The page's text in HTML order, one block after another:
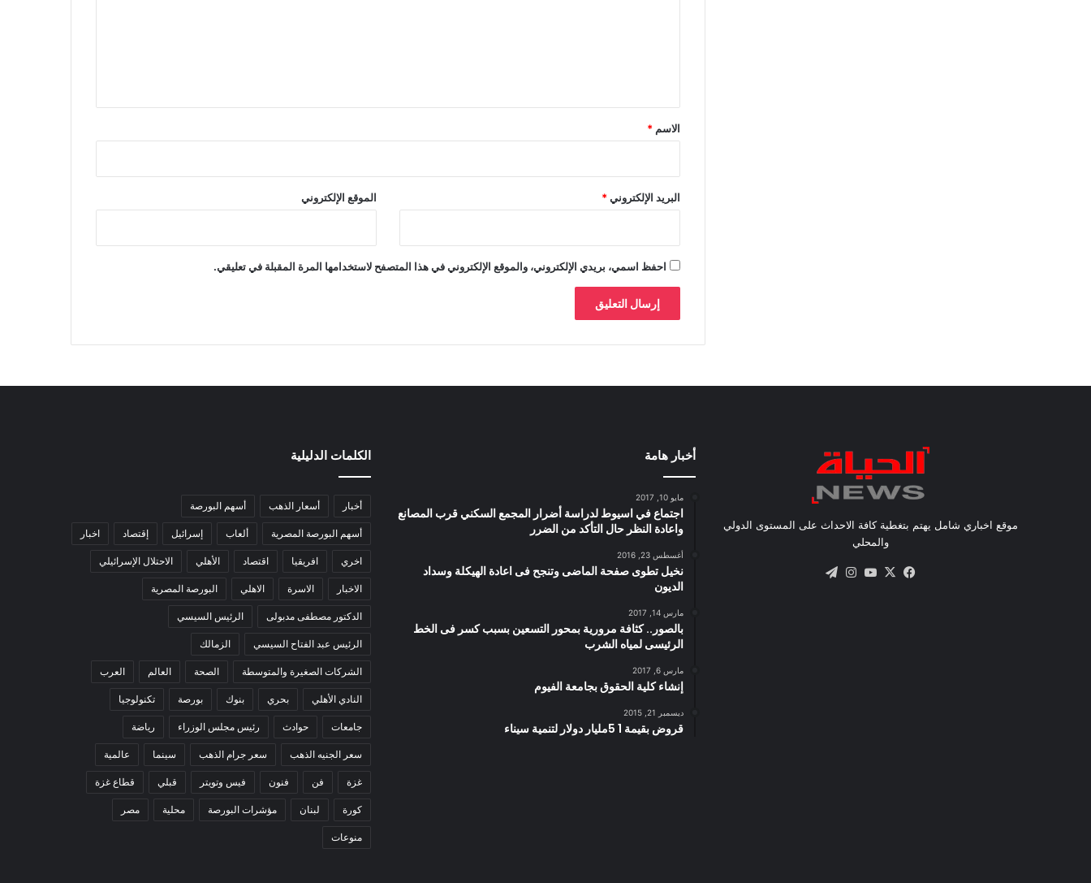
*
الاسم *
البريد الإلكتروني* الموقع الإلكتروني
احفظ اسمي، بريدي الإلكتروني، والموقع الإلكتروني في هذا المتصفح لاستخدامها المرة المقبلة في تعليقي.
موقع اخباري شامل يهتم بتغطية كافة الاحداث على المستوى الدولي
والمحلي
فيسبوك
X يوتيوبانستقرام
أخبار هامة
مايو 10, 2017
اجتماع في اسيوط لدراسة أضرار المجمع السكني قرب المصانع
واعادة النظر حال التأكد من الضرر
أغسطس 23, 2016
نخيل تطوى صفحة الماضى وتنجح فى اعادة الهيكلة وسداد
الديون
مارس 14, 2017
بالصور.. كثافة مرورية بمحور التسعين بسبب كسر فى الخط
الرئيسى لمياه الشرب
مارس 6, 2017
إنشاء كلية الحقوق بجامعة الفيوم
ديسمبر 21, 2015
قروض بقيمة 1 5مليار دولار لتنمية سيناء
الكلمات الدليلية
أخبار أسعار الذهب أسهم البورصة
أسهم البورصة المصرية ألعاب إسرائيل إقتصاد اخبار
اخري افريقيا اقتصاد الأهلي الاحتلال الإسرائيلي
الاخبار الاسرة الاهلي البورصة المصرية
الدكتور مصطفى مدبولى الرئيس السيسي
الرئيس عبد الفتاح السيسي الزمالك
الشركات الصغيرة والمتوسطة الصحة العالم العرب
النادي الأهلي بحري بنوك بورصة تكنولوجيا
جامعات حوادث رئيس مجلس الوزراء رياضة
سعر الجنيه الذهب سعر جرام الذهب سينما عالمية
غزة فن فنون فيس وتويتر قبلي قطاع غزة
كورة لبنان مؤشرات البورصة محلية مصر
منوعات